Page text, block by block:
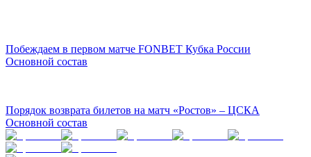
Побеждаем в первом матче FONBET Кубка России
Основной состав
Порядок возврата билетов на матч «Ростов» – ЦСКА
Основной состав